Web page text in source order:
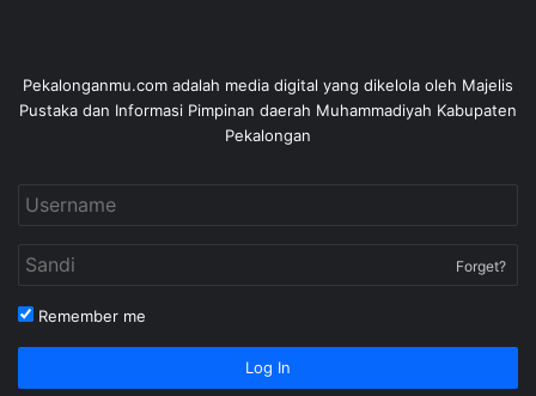
Pekalonganmu.com adalah media digital yang dikelola oleh Majelis
Pustaka dan Informasi Pimpinan daerah Muhammadiyah Kabupaten
Pekalongan
Forget?
Remember me
Log In